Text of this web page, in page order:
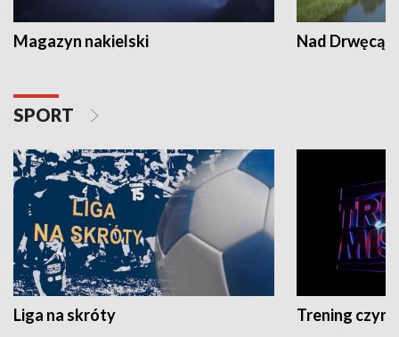
Magazyn nakielski Nad Drwęcą
SPORT
Liga na skróty Trening czyni